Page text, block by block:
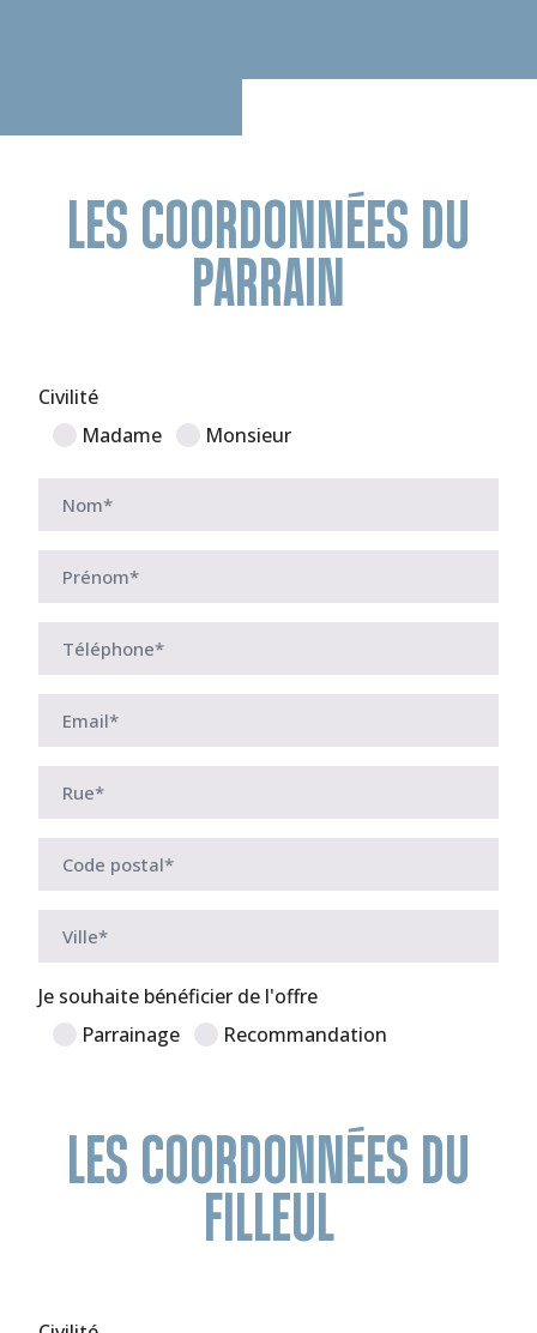
LES COORDONNÉES DU
PARRAIN
Civilité
Madame
Monsieur
Je souhaite bénéficier de l'offre
Parrainage
Recommandation
LES COORDONNÉES DU
FILLEUL